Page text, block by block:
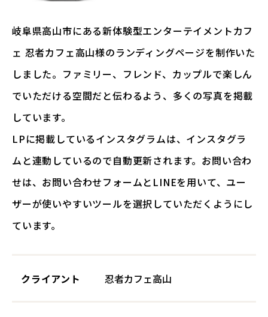
岐阜県高山市にある新体験型エンターテイメントカフ
ェ 忍者カフェ高山様のランディングページを制作いた
しました。ファミリー、フレンド、カップルで楽しん
でいただける空間だと伝わるよう、多くの写真を掲載
しています。
LPに掲載しているインスタグラムは、インスタグラ
ムと連動しているので自動更新されます。お問い合わ
せは、お問い合わせフォームとLINEを用いて、ユー
ザーが使いやすいツールを選択していただくようにし
ています。
クライアント 忍者カフェ高山